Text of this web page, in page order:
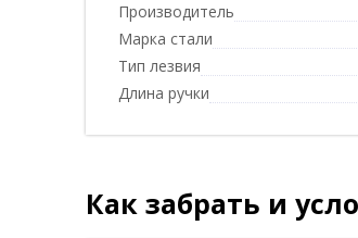
Производитель
Марка стали
Тип лезвия
Длина ручки
Как забрать и